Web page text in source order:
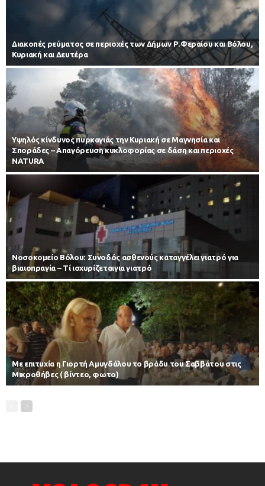
Διακοπές ρεύματος σε περιοχές των Δήμων Ρ.Φεραίου και Βόλου,
Κυριακή και Δευτέρα
Υψηλός κίνδυνος πυρκαγιάς την Κυριακή σε Μαγνησία και
Σποράδες – Απαγόρευση κυκλοφορίας σε δάση και περιοχές
NATURA
Νοσοκομείο Βόλου: Συνοδός ασθενούς καταγγέλει γιατρό για
βιαιοπραγία – Τί ισχυρίζεταιγια γιατρό
Με επιτυχία η Γιορτή Αμυγδάλου το βράδυ του Σαββάτου στις
Μικροθήβες ( βίντεο, φωτο)